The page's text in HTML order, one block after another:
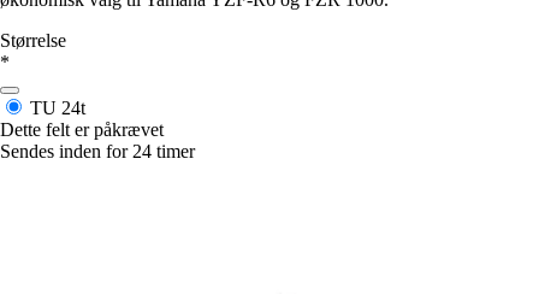
Størrelse
*
TU 24t
Dette felt er påkrævet
Sendes inden for 24 timer